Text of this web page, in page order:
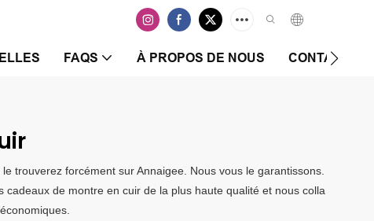
FAQS À PROPOS DE NOUS CONTACTEZ-
trouverez forcément sur Annaigee. Nous vous le garantissons.
de montre en cuir de la plus haute qualité et nous colla